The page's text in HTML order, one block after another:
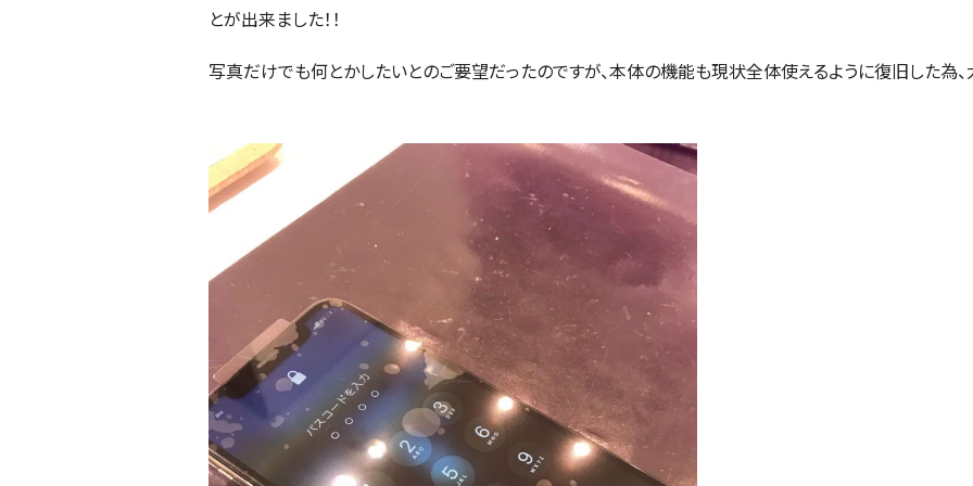
とが出来ました！！
写真だけでも何とかしたいとのご要望だったのですが、本体の機能も現状全体使えるように復旧した為、